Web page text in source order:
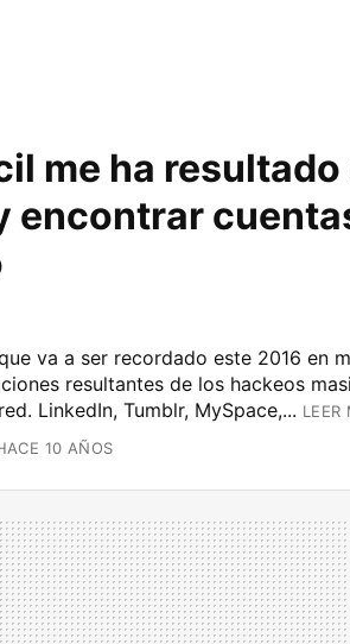
me ha
encontrar
va a ser recordado este 2016 en
resultantes de los hackeos
LinkedIn, Tumblr, MySpace,... LEER
10 AÑOS